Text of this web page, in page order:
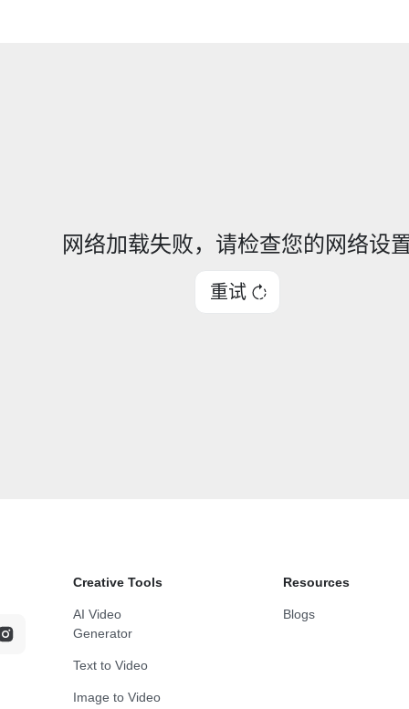
网络加载失败，请检查您的网络设
重试
Creative Tools
AI Video
Generator
Text to Video
Image to Video
Resources
Blogs